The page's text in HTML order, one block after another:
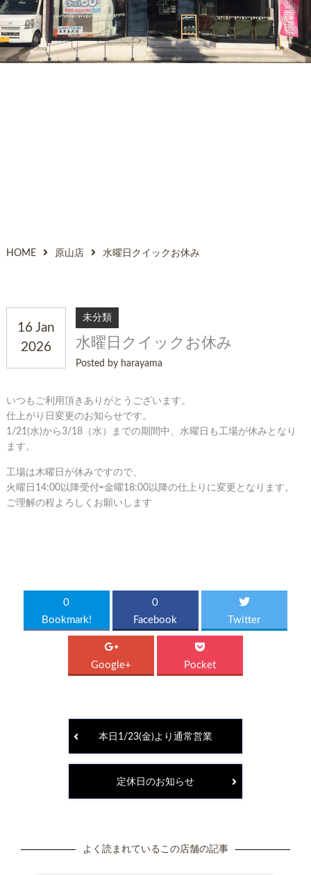
HOME 原山店 水曜日クイックお休み
16 Jan
2026
未分類
水曜日クイックお休み
Posted by harayama
いつもご利用頂きありがとうございます。
仕上がり日変更のお知らせです。
1/21(水)から3/18（水）までの期間中、水曜日も工場が休みとなり
ます。
工場は木曜日が休みですので、
火曜日14:00以降受付⇨金曜18:00以降の仕上りに変更となります。
ご理解の程よろしくお願いします
0
Bookmark!
0
Facebook
Twitter
Google+ Pocket
本日1/23(金)より通常営業
定休日のお知らせ
よく読まれているこの店舗の記事